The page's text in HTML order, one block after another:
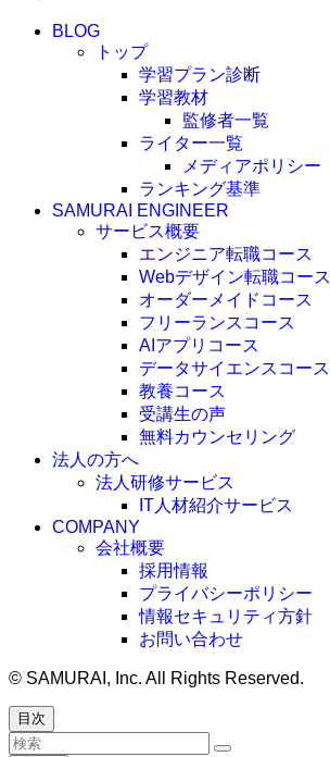
BLOG
トップ
学習プラン診断
学習教材
監修者一覧
ライター一覧
メディアポリシー
ランキング基準
SAMURAI ENGINEER
サービス概要
エンジニア転職コース
Webデザイン転職コース
オーダーメイドコース
フリーランスコース
AIアプリコース
データサイエンスコース
教養コース
受講生の声
無料カウンセリング
法人の方へ
法人研修サービス
IT人材紹介サービス
COMPANY
会社概要
採用情報
プライバシーポリシー
情報セキュリティ方針
お問い合わせ
© SAMURAI, Inc. All Rights Reserved.
目次